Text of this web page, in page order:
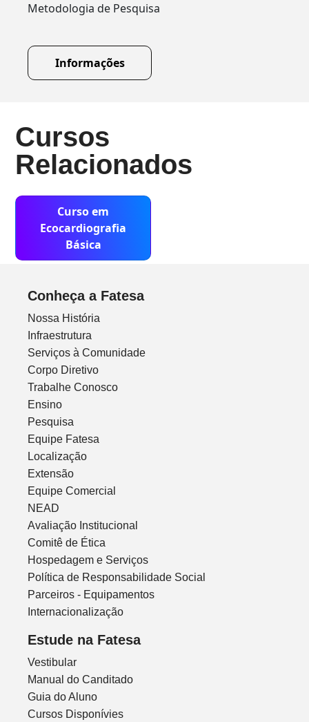
Metodologia de Pesquisa
Informações
Cursos
Relacionados
Curso em
Ecocardiografia
Básica
Conheça a Fatesa
Nossa História
Infraestrutura
Serviços à Comunidade
Corpo Diretivo
Trabalhe Conosco
Ensino
Pesquisa
Equipe Fatesa
Localização
Extensão
Equipe Comercial
NEAD
Avaliação Institucional
Comitê de Ética
Hospedagem e Serviços
Política de Responsabilidade Social
Parceiros - Equipamentos
Internacionalização
Estude na Fatesa
Vestibular
Manual do Canditado
Guia do Aluno
Cursos Disponívies